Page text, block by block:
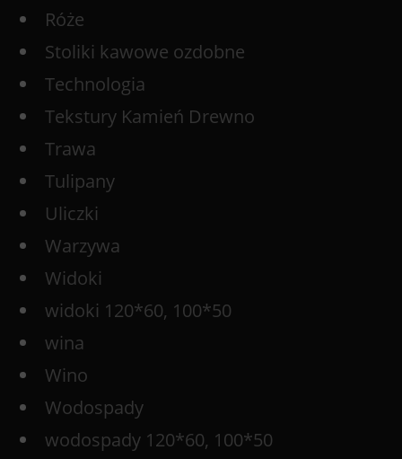
Róże
Stoliki kawowe ozdobne
Technologia
Tekstury Kamień Drewno
Trawa
Tulipany
Uliczki
Warzywa
Widoki
widoki 120*60, 100*50
wina
Wino
Wodospady
wodospady 120*60, 100*50